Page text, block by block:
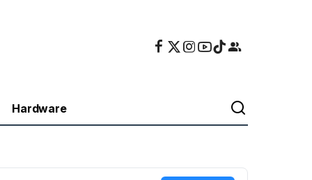
Hardware